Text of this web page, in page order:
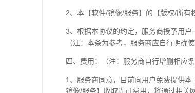
2、本【软件/镜像/服务】的【版权/所有
3、根据本协议的约定，服务商授予用
（注：本条为参考，服务商应自行明确
四、费用：（注：服务商自行增删相应条
1、服务商同意，目前向用户免费提供
镜像/服务】收取许可费用，将通过相关